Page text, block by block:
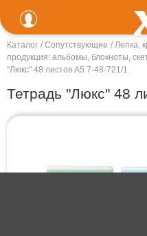
Каталог Сопутствующие Лепка,
продукция: альбомы, блокноты,
"Люкс" 48 листов А5 7-48-721/1
Тетрадь "Люкс" 48